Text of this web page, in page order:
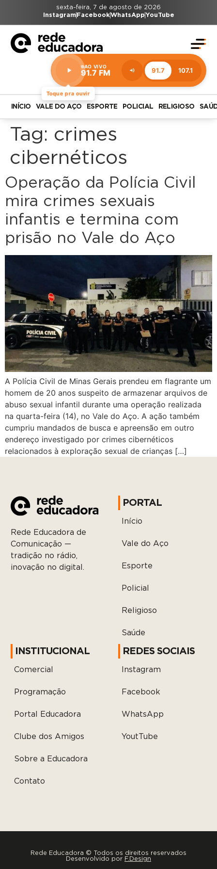
sexta-feira, 7 de agosto de 2026
Instagram FacebookWhatsAppYouTube
Toque pra ouvir
AO VIVO
91.7 FM 91.7 107.1
Estação:
91.7
FM
INÍCIO VALE DO AÇO ESPORTE POLICIAL RELIGIOSO
Tag: crimes
cibernéticos
Operação da Polícia Civil
mira crimes sexuais
infantis e termina com
prisão no Vale do Aço
A Polícia Civil de Minas Gerais prendeu em flagrante um
homem de 20 anos suspeito de armazenar arquivos de
abuso sexual infantil durante uma operação realizada
na quarta-feira (14), no Vale do Aço. A ação também
cumpriu mandados de busca e apreensão em outro
endereço investigado por crimes cibernéticos
relacionados à exploração sexual de crianças […]
Rede Educadora de
Comunicação —
tradição no rádio,
inovação no digital.
PORTAL
Início
Vale do Aço
Esporte
Policial
Religioso
Saúde
INSTITUCIONAL
Comercial
Programação
Portal Educadora
Clube dos Amigos
Sobre a Educadora
Contato
REDES SOCIAIS
Instagram
Facebook
WhatsApp
YoutTube
Rede Educadora © Todos os direitos reservados
Desenvolvido por F.Design